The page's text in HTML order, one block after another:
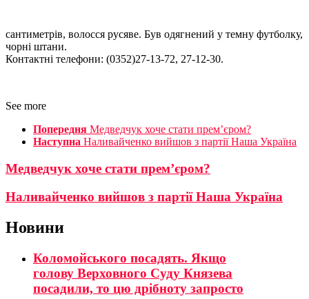
сантиметрів, волосся русяве. Був одягнений у темну футболку,
чорні штани.
Контактні телефони: (0352)27-13-72, 27-12-30.
See more
Попередня Медведчук хоче стати прем’єром?
Наступна Наливайченко вийшов з партії Наша Україна
Медведчук хоче стати прем’єром?
Наливайченко вийшов з партії Наша Україна
Новини
Коломойського посадять. Якщо
голову Верховного Суду Князева
посадили, то цю дрібноту запросто